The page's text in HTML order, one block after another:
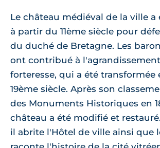
Le château médiéval de la ville
à partir du 11ème siècle pour
du duché de Bretagne. Les
ont contribué à
forteresse, qui a été transformée
19ème siècle. Après son
des Monuments Historiques en
château a été modifié et
il abrite l'Hôtel de ville ainsi que